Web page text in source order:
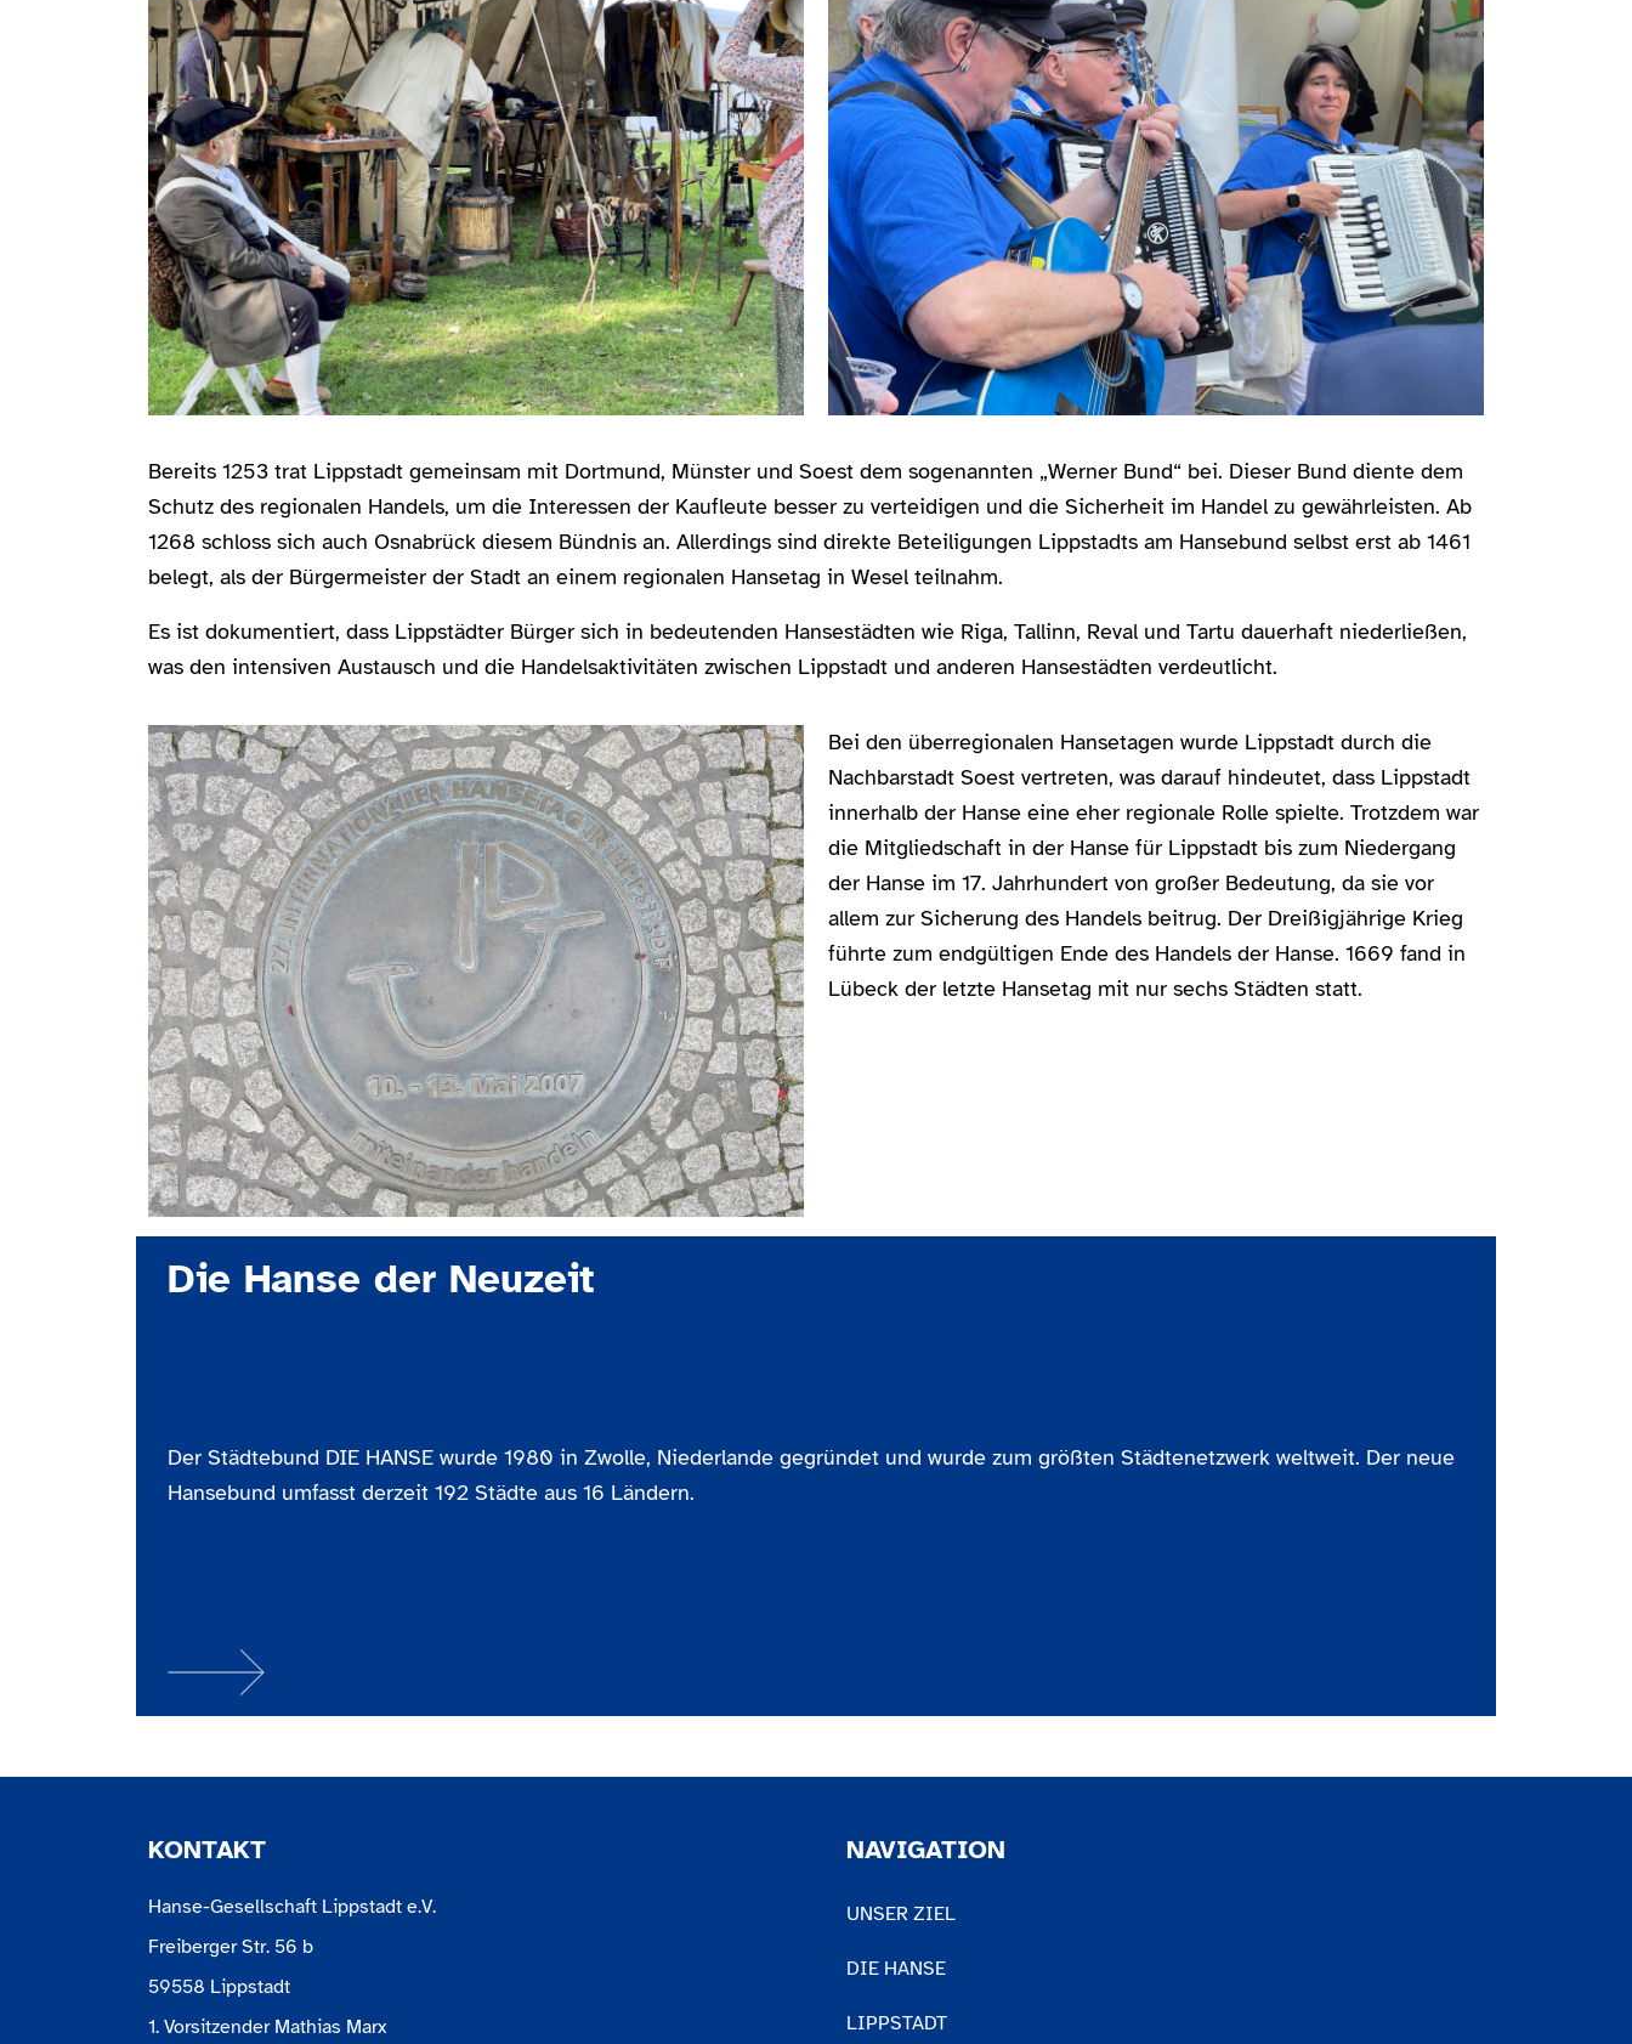
Bereits 1253 trat Lippstadt gemeinsam mit Dortmund, Münster und Soest dem sogenannten „Werner Bund“ bei. Dieser Bund diente dem
Schutz des regionalen Handels, um die Interessen der Kaufleute besser zu verteidigen und die Sicherheit im Handel zu gewährleisten. Ab
1268 schloss sich auch Osnabrück diesem Bündnis an. Allerdings sind direkte Beteiligungen Lippstadts am Hansebund selbst erst ab 1461
belegt, als der Bürgermeister der Stadt an einem regionalen Hansetag in Wesel teilnahm.
Es ist dokumentiert, dass Lippstädter Bürger sich in bedeutenden Hansestädten wie Riga, Tallinn, Reval und Tartu dauerhaft niederließen,
was den intensiven Austausch und die Handelsaktivitäten zwischen Lippstadt und anderen Hansestädten verdeutlicht.
Bei den überregionalen Hansetagen wurde Lippstadt durch die
Nachbarstadt Soest vertreten, was darauf hindeutet, dass Lippstadt
innerhalb der Hanse eine eher regionale Rolle spielte. Trotzdem war
die Mitgliedschaft in der Hanse für Lippstadt bis zum Niedergang
der Hanse im 17. Jahrhundert von großer Bedeutung, da sie vor
allem zur Sicherung des Handels beitrug. Der Dreißigjährige Krieg
führte zum endgültigen Ende des Handels der Hanse. 1669 fand in
Lübeck der letzte Hansetag mit nur sechs Städten statt.
Die Hanse der Neuzeit
Der Städtebund DIE HANSE wurde 1980 in Zwolle, Niederlande gegründet und wurde zum größten Städtenetzwerk weltweit. Der neue
Hansebund umfasst derzeit 192 Städte aus 16 Ländern.
KONTAKT
Hanse-Gesellschaft Lippstadt e.V.
Freiberger Str. 56 b
59558 Lippstadt
1. Vorsitzender Mathias Marx
NAVIGATION
UNSER ZIEL
DIE HANSE
LIPPSTADT